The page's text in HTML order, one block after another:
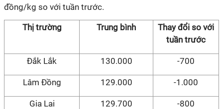
đồng/kg so với tuần trước.
Thị trường Trung bình
Thay đổi so với
tuần trước
Đắk Lắk 130.000 -700
Lâm Đồng 129.000 -1.000
Gia Lai 129.700 -800